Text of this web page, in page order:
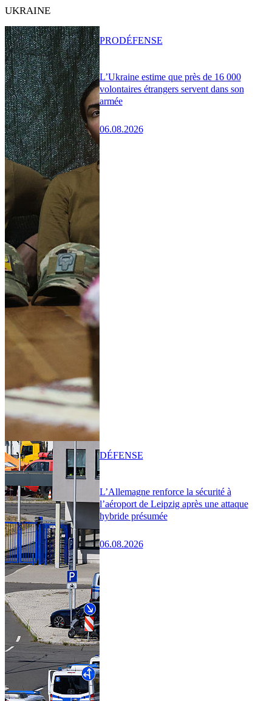
UKRAINE
L’Ukraine estime que près de 16 000
volontaires étrangers servent dans son
armée
06.08.2026
PRODÉFENSE
L’Allemagne renforce la sécurité à
l’aéroport de Leipzig après une attaque
hybride présumée
06.08.2026
DÉFENSE